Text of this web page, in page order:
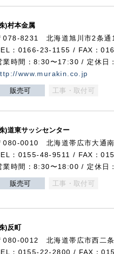
)村本金属
078-8231 北海道旭川市2条通
：0166-23-1155 / FAX：
業時間：8:30〜17:30 / 定休日
www.murakin.co.jp
販売可 工事・取付可
)道東サッシセンター
080-0010 北海道帯広市大通
：0155-48-9511 / FAX：
業時間：8:30〜18:00 / 定休日
販売可 工事・取付可
)反町
080-0012 北海道帯広市西二
：0155-22-2800 / FAX：